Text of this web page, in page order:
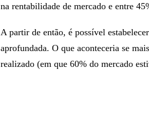
na rentabilidade de mercado e entre
A partir de então, é possível
aprofundada. O que aconteceria se
realizado (em que 60% do mercado